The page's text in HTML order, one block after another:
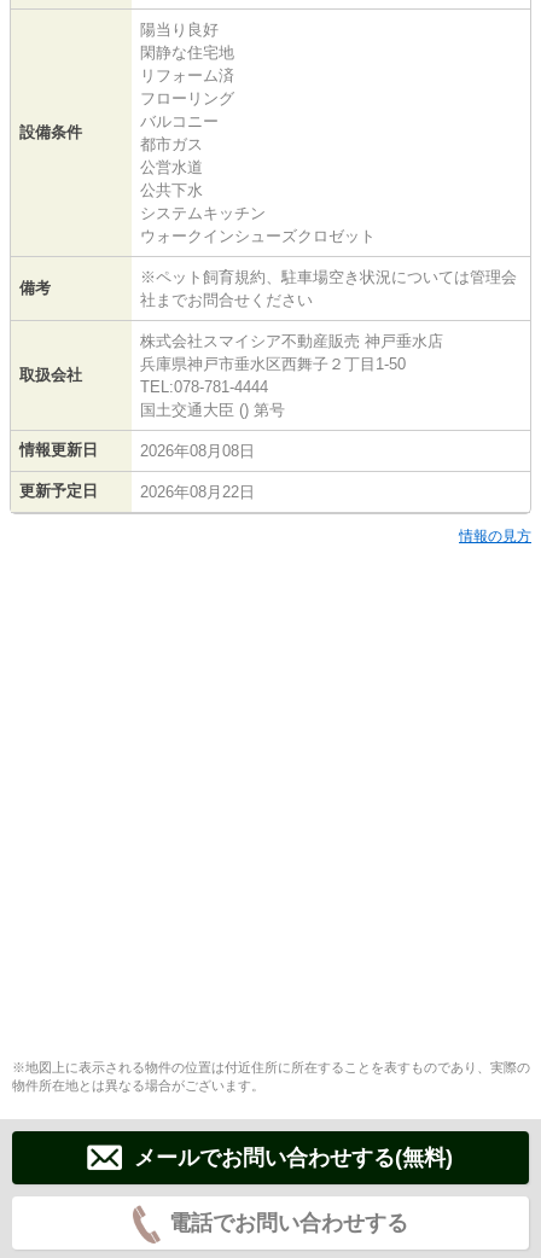
設備条件
陽当り良好
閑静な住宅地
リフォーム済
フローリング
バルコニー
都市ガス
公営水道
公共下水
システムキッチン
ウォークインシューズクロゼット
備考
※ペット飼育規約、駐車場空き状況については管理会
社までお問合せください
取扱会社
株式会社スマイシア不動産販売 神戸垂水店
兵庫県神戸市垂水区西舞子２丁目1-50
TEL:078-781-4444
国土交通大臣 () 第号
情報更新日 2026年08月08日
更新予定日 2026年08月22日
情報の見方
※地図上に表示される物件の位置は付近住所に所在することを表すものであり、実際の
物件所在地とは異なる場合がございます。
メールでお問い合わせする(無料)
電話でお問い合わせする